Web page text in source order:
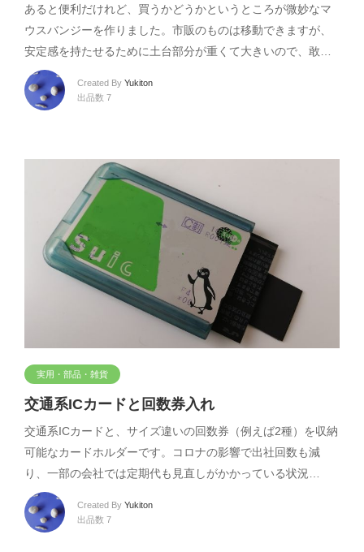
あると便利だけれど、買うかどうかというところが微妙なマ
ウスバンジーを作りました。市販のものは移動できますが、
安定感を持たせるために土台部分が重くて大きいので、敢…
Created By Yukiton
出品数 7
実用・部品・雑貨
交通系ICカードと回数券入れ
交通系ICカードと、サイズ違いの回数券（例えば2種）を収納
可能なカードホルダーです。コロナの影響で出社回数も減
り、一部の会社では定期代も見直しがかかっている状況…
Created By Yukiton
出品数 7